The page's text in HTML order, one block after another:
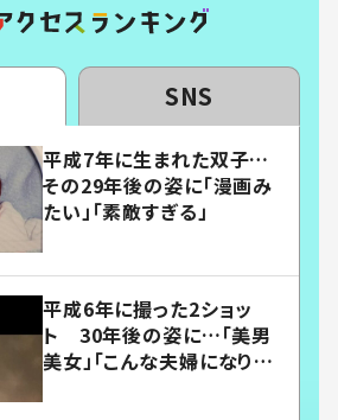
SNS
平成7年に生まれた双子…
その29年後の姿に「漫画み
たい」「素敵すぎる」
平成6年に撮った2ショッ
ト 30年後の姿に…「美男
美女」「こんな夫婦になりた